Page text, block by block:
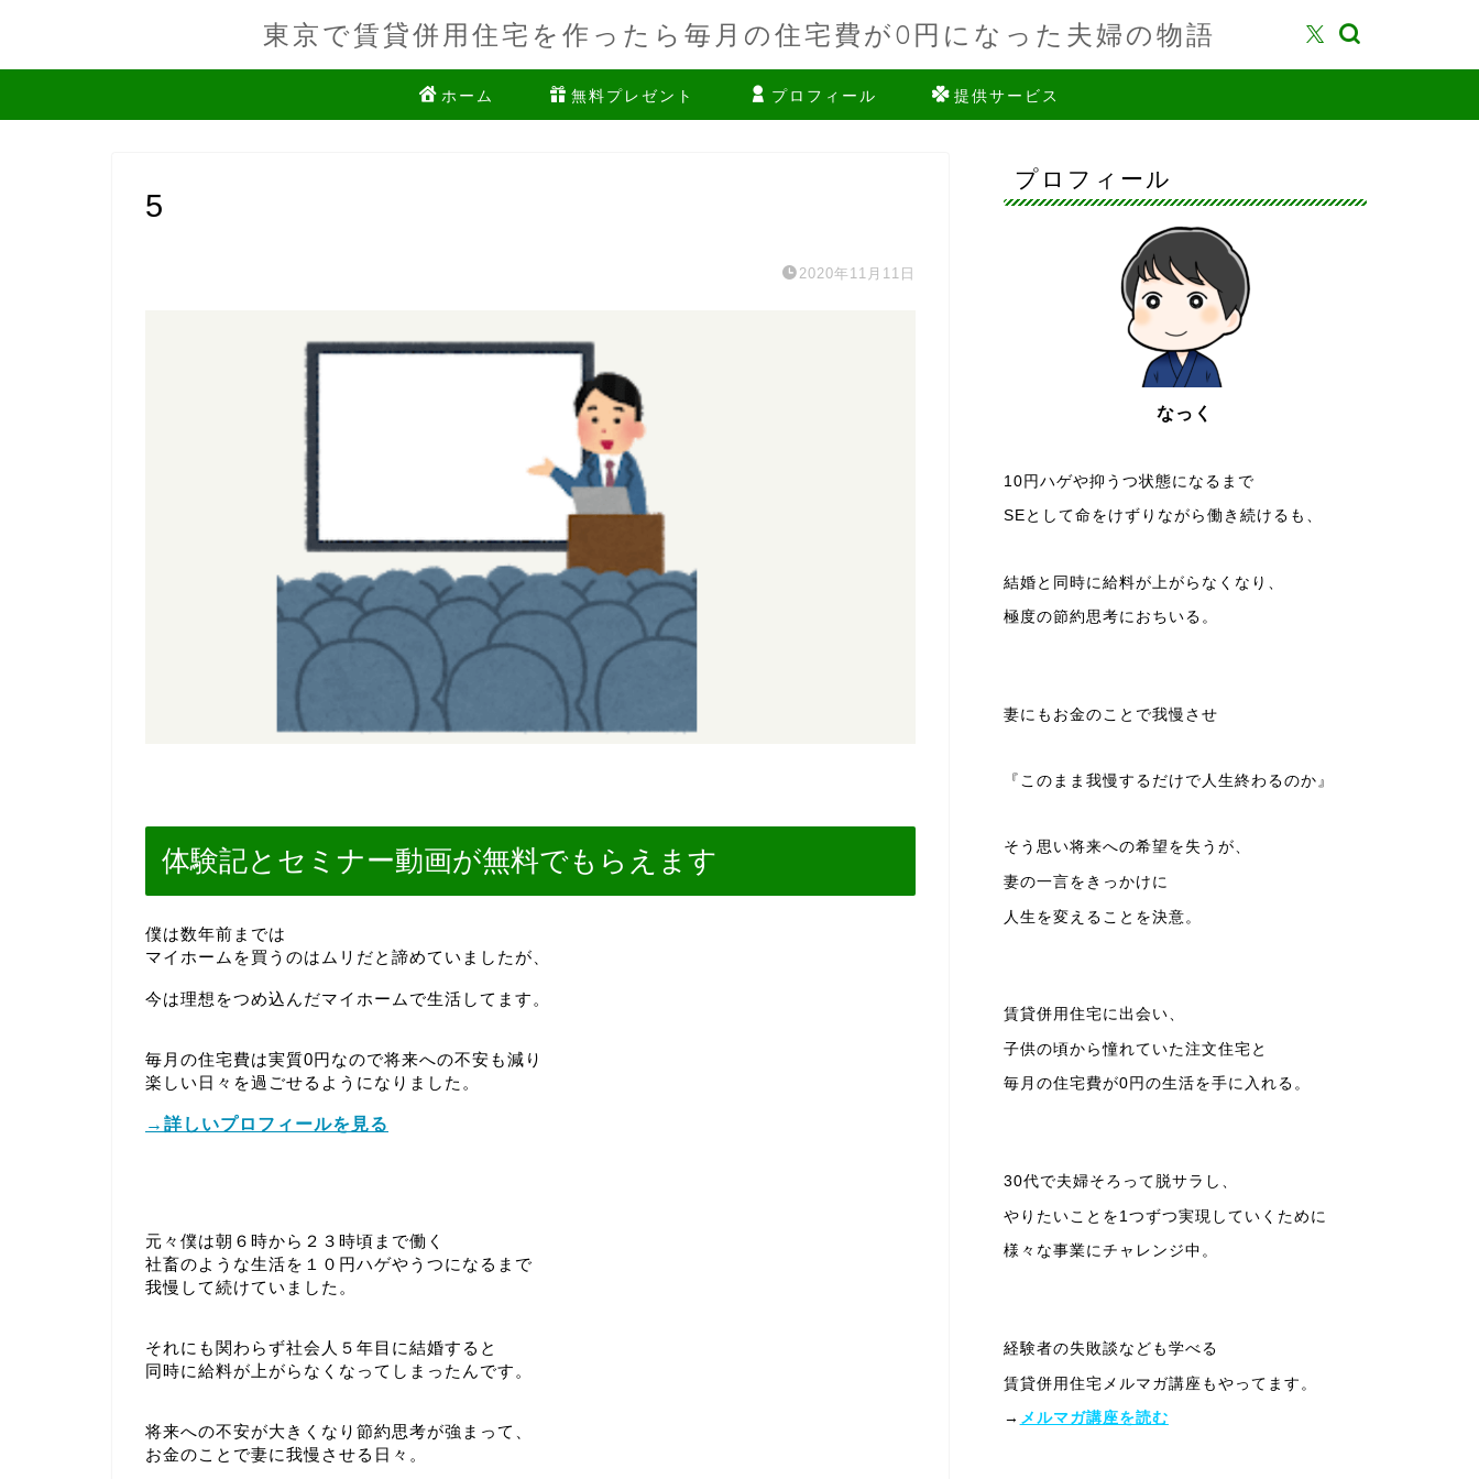
東京で賃貸併用住宅を作ったら毎月の住宅費が0円になった夫婦の物語
ホーム 無料プレゼント プロフィール 提供サービス
5
2020年11月11日
体験記とセミナー動画が無料でもらえます
僕は数年前までは
マイホームを買うのはムリだと諦めていましたが、
今は理想をつめ込んだマイホームで生活してます。
毎月の住宅費は実質0円なので将来への不安も減り
楽しい日々を過ごせるようになりました。
→詳しいプロフィールを見る
元々僕は朝６時から２３時頃まで働く
社畜のような生活を１０円ハゲやうつになるまで
我慢して続けていました。
それにも関わらず社会人５年目に結婚すると
同時に給料が上がらなくなってしまったんです。
将来への不安が大きくなり節約思考が強まって、
お金のことで妻に我慢させる日々。
プロフィール
なっく
10円ハゲや抑うつ状態になるまで
SEとして命をけずりながら働き続けるも、
結婚と同時に給料が上がらなくなり、
極度の節約思考におちいる。
妻にもお金のことで我慢させ
『このまま我慢するだけで人生終わるのか』
そう思い将来への希望を失うが、
妻の一言をきっかけに
人生を変えることを決意。
賃貸併用住宅に出会い、
子供の頃から憧れていた注文住宅と
毎月の住宅費が0円の生活を手に入れる。
30代で夫婦そろって脱サラし、
やりたいことを1つずつ実現していくために
様々な事業にチャレンジ中。
経験者の失敗談なども学べる
賃貸併用住宅メルマガ講座もやってます。
→ メルマガ講座を読む